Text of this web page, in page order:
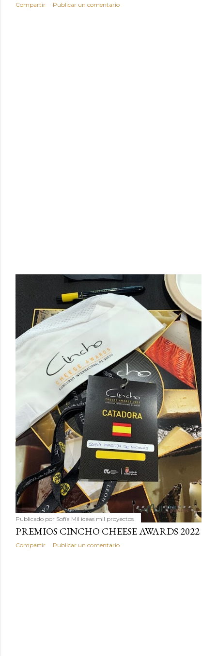
Compartir Publicar un comentario
Publicado por Sofía Mil ideas mil proyectos
PREMIOS CINCHO CHEESE AWARDS 2022
Compartir Publicar un comentario